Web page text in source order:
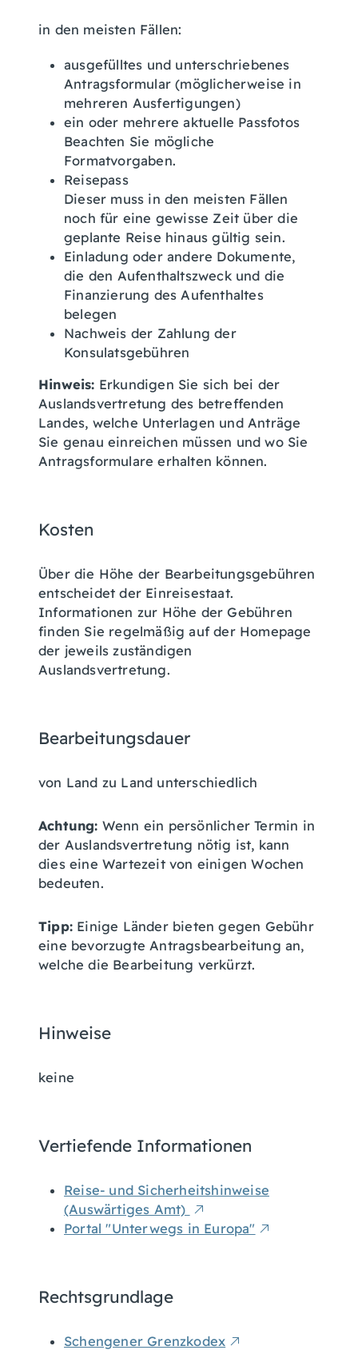
in den meisten Fällen:
ausgefülltes und unterschriebenes
Antragsformular (möglicherweise in
mehreren Ausfertigungen)
ein oder mehrere aktuelle Passfotos
Beachten Sie mögliche
Formatvorgaben.
Reisepass
Dieser muss in den meisten Fällen
noch für eine gewisse Zeit über die
geplante Reise hinaus gültig sein.
Einladung oder andere Dokumente,
die den Aufenthaltszweck und die
Finanzierung des Aufenthaltes
belegen
Nachweis der Zahlung der
Konsulatsgebühren
Hinweis: Erkundigen Sie sich bei der
Auslandsvertretung des betreffenden
Landes, welche Unterlagen und Anträge
Sie genau einreichen müssen und wo Sie
Antragsformulare erhalten können.
Kosten
Über die Höhe der Bearbeitungsgebühren
entscheidet der Einreisestaat.
Informationen zur Höhe der Gebühren
finden Sie regelmäßig auf der Homepage
der jeweils zuständigen
Auslandsvertretung.
Bearbeitungsdauer
von Land zu Land unterschiedlich
Achtung: Wenn ein persönlicher Termin in
der Auslandsvertretung nötig ist, kann
dies eine Wartezeit von einigen Wochen
bedeuten.
Tipp: Einige Länder bieten gegen Gebühr
eine bevorzugte Antragsbearbeitung an,
welche die Bearbeitung verkürzt.
Hinweise
keine
Vertiefende Informationen
Reise- und Sicherheitshinweise
(Auswärtiges Amt)
Portal "Unterwegs in Europa"
Rechtsgrundlage
Schengener Grenzkodex